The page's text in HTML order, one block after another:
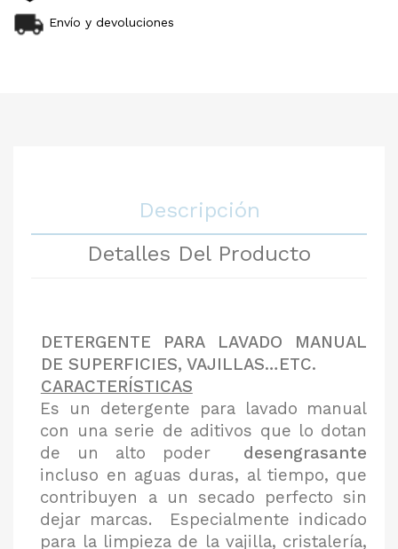
Envío y devoluciones
Descripción
Detalles Del Producto
DETERGENTE PARA LAVADO MANUAL
DE SUPERFICIES, VAJILLAS…ETC.
CARACTERÍSTICAS
Es un detergente para lavado manual
con una serie de aditivos que lo dotan
de un alto poder desengrasante
incluso en aguas duras, al tiempo, que
contribuyen a un secado perfecto sin
dejar marcas. Especialmente indicado
para la limpieza de la vajilla, cristalería,